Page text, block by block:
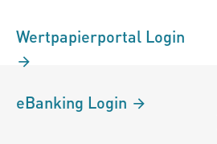
Wertpapierportal Login
eBanking Login